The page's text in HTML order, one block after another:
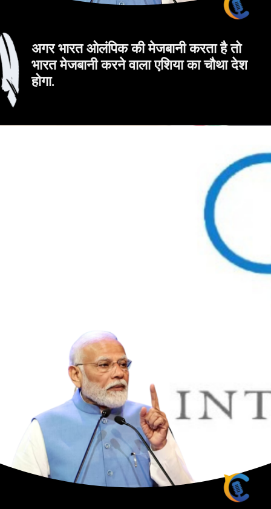
अगर भारत ओलंपिक की मेजबानी करता है तो
भारत मेजबानी करने वाला एशिया का चौथा देश
होगा.